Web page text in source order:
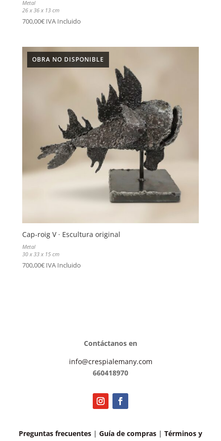
Metal
26 x 36 x 13 cm
700,00€ IVA Incluido
Cap-roig V · Escultura original
Metal
30 x 33 x 15 cm
700,00€ IVA Incluido
Contáctanos en
info@crespialemany.com
660418970
Preguntas frecuentes | Guía de compras | Términos y